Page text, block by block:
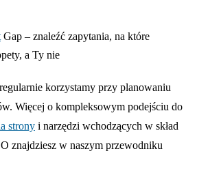
Gap – znaleźć zapytania, na które
a Ty nie
korzystamy przy planowaniu
Więcej o kompleksowym podejściu do
strony i narzędzi wchodzących w skład
znajdziesz w naszym przewodniku